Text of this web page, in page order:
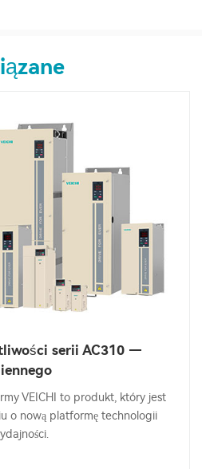
serii AC310 —
VEICHI to produkt, który jest
o nową platformę technologii